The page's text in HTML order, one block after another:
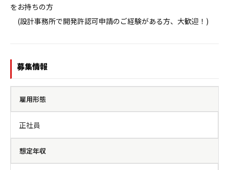
をお持ちの方
(設計事務所で開発許認可申請のご経験がある方、大歓迎！)
募集情報
雇用形態
正社員
想定年収